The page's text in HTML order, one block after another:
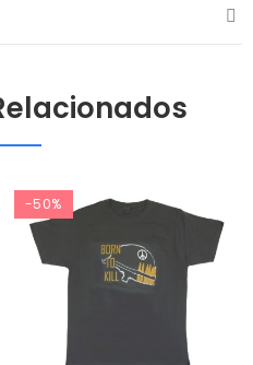
-50%